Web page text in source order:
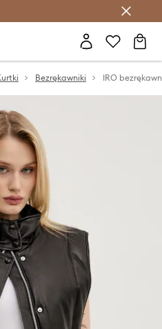
Answear Club >
Bezrękawniki IRO